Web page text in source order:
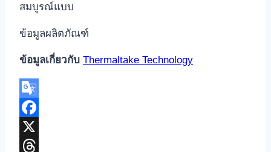
สมบูรณ์แบบ
ข้อมูลผลิตภัณฑ์
ข้อมูลเกี่ยวกับ Thermaltake Technology
Google
Translate
Facebook
X